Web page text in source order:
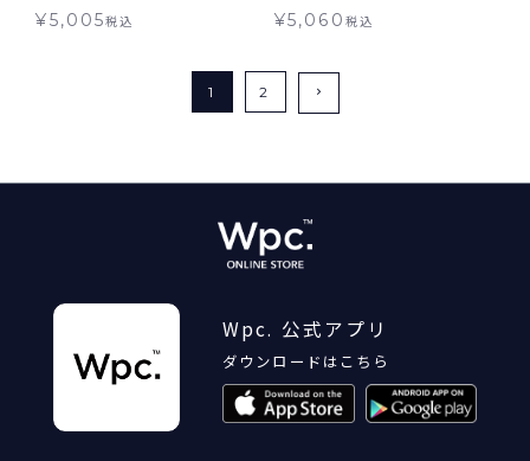
LARGE ライト&ラージ 日傘
¥5,005税込
AUTOMATIC & SAFE 60cm
め 自動開閉傘 晴雨兼用 ギフ
ト対象
¥5,060 税込
1 2
Wpc. 公式アプリ
ダウンロードはこちら